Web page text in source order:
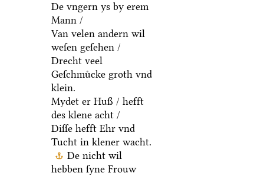
De vngern ys by erem
Mann /
Van velen andern wil
weſen geſehen /
Drecht veel
Geſchmuͤcke groth vnd
klein.
Mydet er Huß / hefft
des klene acht /
Diſſe hefft Ehr vnd
Tucht in klener wacht.
De nicht wil
hebben ſyne Frouw